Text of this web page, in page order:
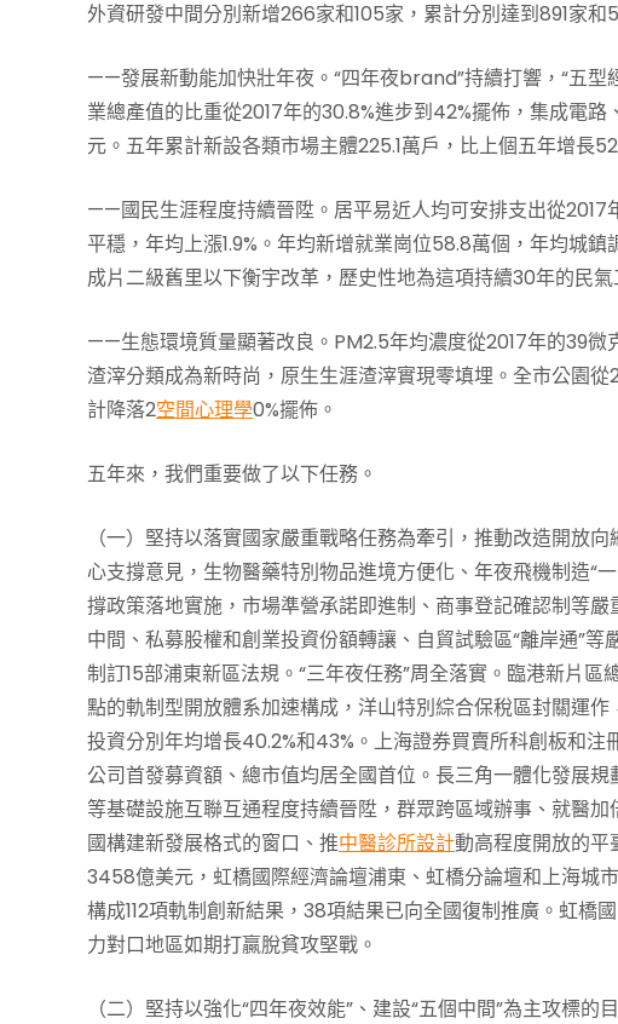
外資研發中間分別新增266家和105家，累計分別達到891家和
——發展新動能加快壯年夜。“四年夜brand”持續打響，“五型
業總產值的比重從2017年的30.8%進步到42%擺佈，集成電
元。五年累計新設各類市場主體225.1萬戶，比上個五年增長
——國民生涯程度持續晉陞。居平易近人均可安排支出從
平穩，年均上漲1.9%。年均新增就業崗位58.8萬個，年均城
成片二級舊里以下衡宇改革，歷史性地為這項持續30年的民
——生態環境質量顯著改良。PM2.5年均濃度從2017年的39
渣滓分類成為新時尚，原生生涯渣滓實現零填埋。全市公園
計降落2空間心理學0%擺佈。
五年來，我們重要做了以下任務。
（一）堅持以落實國家嚴重戰略任務為牽引，推動改造開放
心支撐意見，生物醫藥特別物品進境方便化、年夜飛機制造“
撐政策落地實施，市場準營承諾即進制、商事登記確認制等
中間、私募股權和創業投資份額轉讓、自貿試驗區“離岸通”
制訂15部浦東新區法規。“三年夜任務”周全落實。臨港新片
點的軌制型開放體系加速構成，洋山特別綜合保稅區封關運
投資分別年均增長40.2%和43%。上海證券買賣所科創板和
公司首發募資額、總市值均居全國首位。長三角一體化發展
等基礎設施互聯互通程度持續晉陞，群眾跨區域辦事、就醫
國構建新發展格式的窗口、推中醫診所設計動高程度開放的平
3458億美元，虹橋國際經濟論壇浦東、虹橋分論壇和上海城
構成112項軌制創新結果，38項結果已向全國復制推廣。虹橋
力對口地區如期打贏脫貧攻堅戰。
（二）堅持以強化“四年夜效能”、建設“五個中間”為主攻標